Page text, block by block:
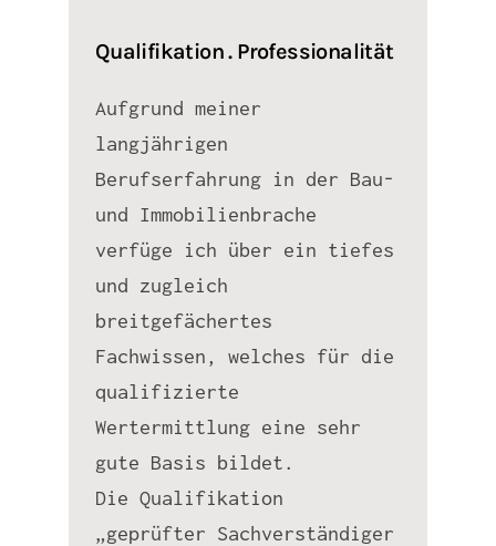
Qualifikation . Professionalität
Aufgrund meiner
langjährigen
Berufserfahrung in der Bau-
und Immobilienbrache
verfüge ich über ein tiefes
und zugleich
breitgefächertes
Fachwissen, welches für die
qualifizierte
Wertermittlung eine sehr
gute Basis bildet.
Die Qualifikation
„geprüfter Sachverständiger